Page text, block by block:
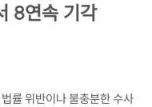
8연속 기각
률 위반이나 불충분한 수사